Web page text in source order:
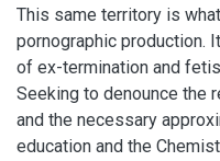
This same territory is
pornographic production.
of ex-termination and
Seeking to denounce the
and the necessary
education and the